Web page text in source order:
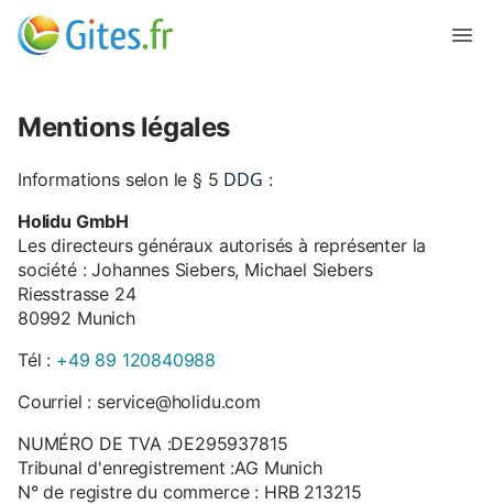
Mentions légales
Informations selon le § 5 DDG :
Holidu GmbH
Les directeurs généraux autorisés à représenter la
société : Johannes Siebers, Michael Siebers
Riesstrasse 24
80992 Munich
Tél : +49 89 120840988
Courriel : service@holidu.com
NUMÉRO DE TVA :DE295937815
Tribunal d'enregistrement :AG Munich
N° de registre du commerce : HRB 213215